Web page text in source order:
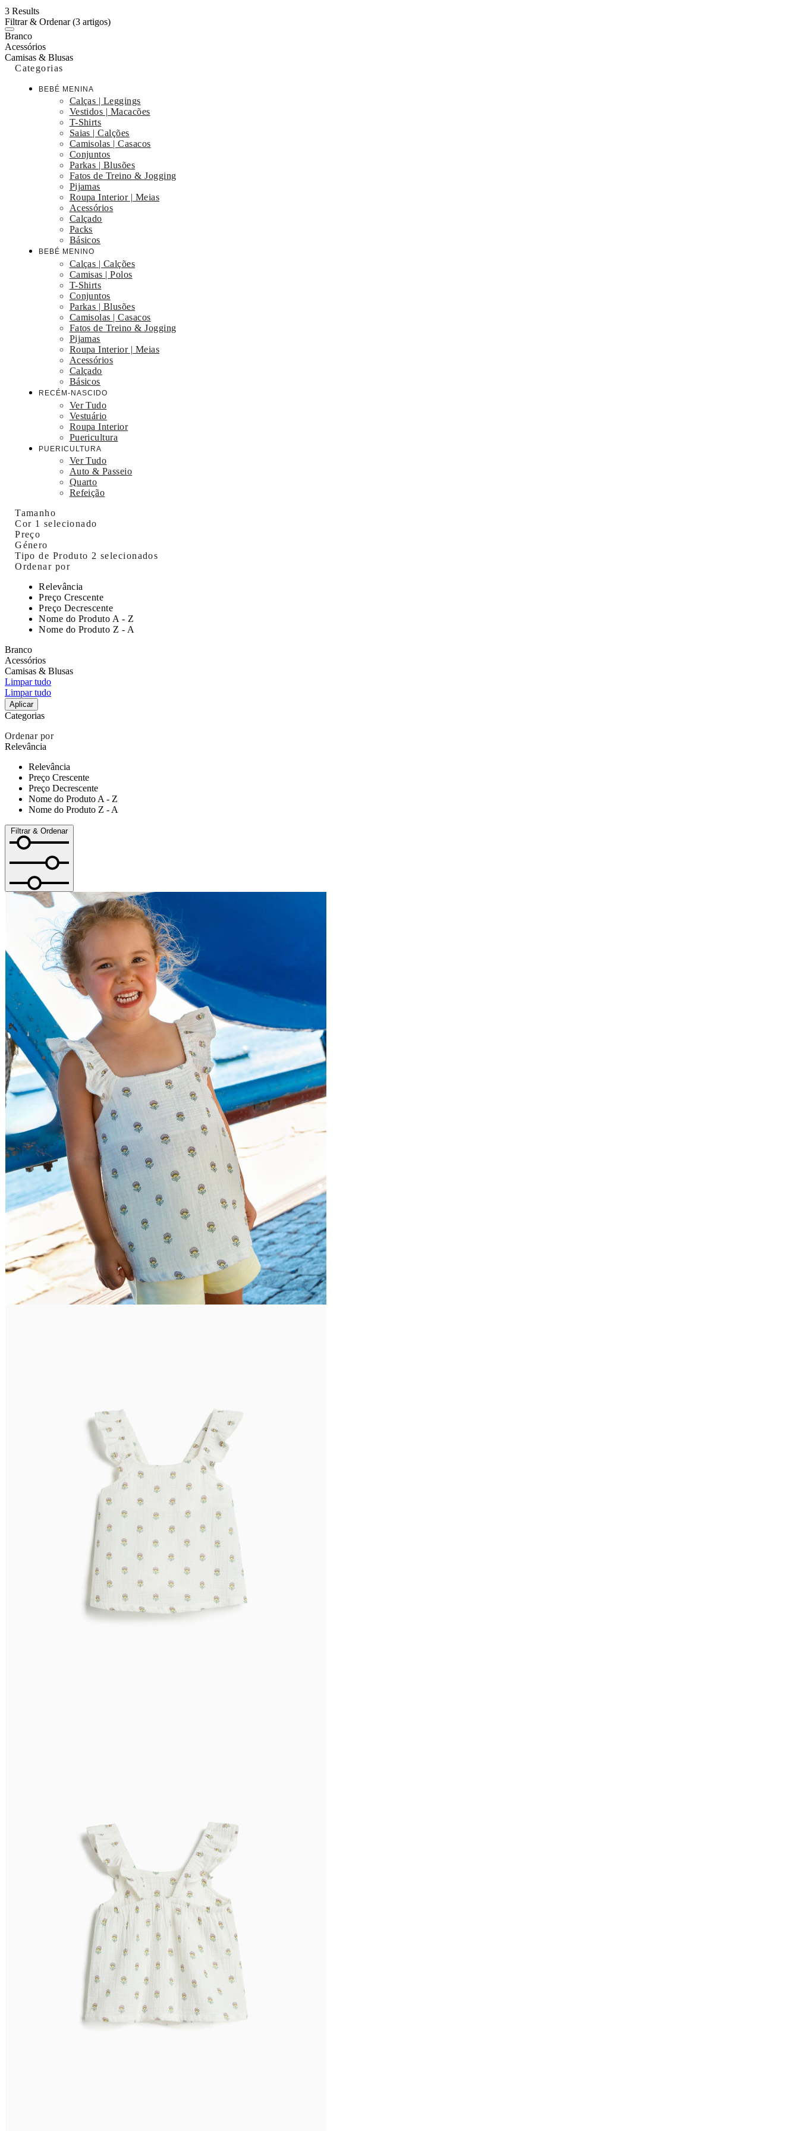
3 Results
Filtrar & Ordenar(3 artigos)
Branco
Acessórios
Camisas & Blusas
Categorias
BEBÉ MENINA
Calças | Leggings
Vestidos | Macacões
T-Shirts
Saias | Calções
Camisolas | Casacos
Conjuntos
Parkas | Blusões
Fatos de Treino & Jogging
Pijamas
Roupa Interior | Meias
Acessórios
Calçado
Packs
Básicos
BEBÉ MENINO
Calças | Calções
Camisas | Polos
T-Shirts
Conjuntos
Parkas | Blusões
Camisolas | Casacos
Fatos de Treino & Jogging
Pijamas
Roupa Interior | Meias
Acessórios
Calçado
Básicos
RECÉM-NASCIDO
Ver Tudo
Vestuário
Roupa Interior
Puericultura
PUERICULTURA
Ver Tudo
Auto & Passeio
Quarto
Refeição
Tamanho
Cor 1 selecionado
Preço
Género
Tipo de Produto2 selecionados
Ordenar por
Relevância
Preço Crescente
Preço Decrescente
Nome do Produto A - Z
Nome do Produto Z - A
Branco
Acessórios
Camisas & Blusas
Limpar tudo
Limpar tudo
Aplicar
Categorias
Ordenar por
Relevância
Relevância
Preço Crescente
Preço Decrescente
Nome do Produto A - Z
Nome do Produto Z - A
Filtrar & Ordenar